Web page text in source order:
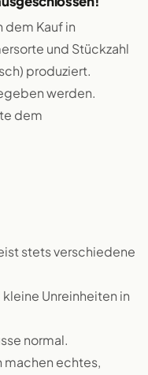
dem Kauf in
und Stückzahl
produziert.
werden.
dem
stets verschiedene
Unreinheiten in
normal.
machen echtes,